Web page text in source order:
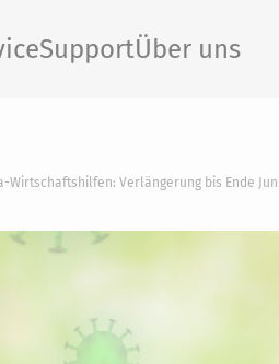
SupportÜber uns
Wirtschaftshilfen: Verlängerung bis Ende